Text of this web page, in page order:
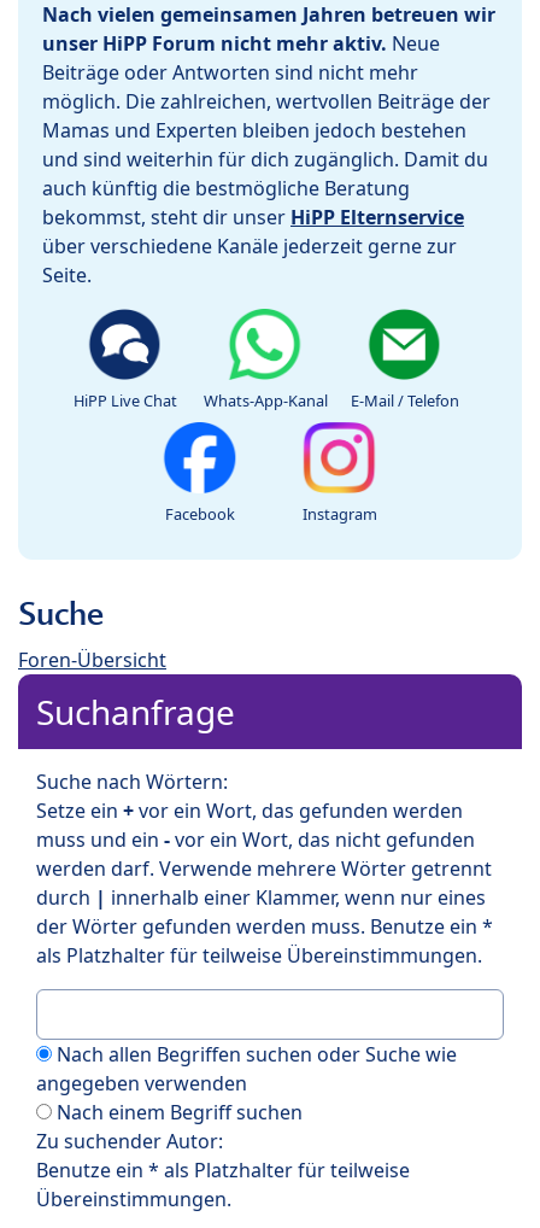
Nach vielen gemeinsamen Jahren betreuen wir
unser HiPP Forum nicht mehr aktiv. Neue
Beiträge oder Antworten sind nicht mehr
möglich. Die zahlreichen, wertvollen Beiträge der
Mamas und Experten bleiben jedoch bestehen
und sind weiterhin für dich zugänglich. Damit du
auch künftig die bestmögliche Beratung
bekommst, steht dir unser HiPP Elternservice
über verschiedene Kanäle jederzeit gerne zur
Seite.
HiPP Live Chat Whats-App-Kanal E-Mail / Telefon
Facebook Instagram
Suche
Foren-Übersicht
Suchanfrage
Suche nach Wörtern:
Setze ein +vor ein Wort, das gefunden werden
muss und ein -vor ein Wort, das nicht gefunden
werden darf. Verwende mehrere Wörter getrennt
durch | innerhalb einer Klammer, wenn nur eines
der Wörter gefunden werden muss. Benutze ein *
als Platzhalter für teilweise Übereinstimmungen.
Nach allen Begriffen suchen oder Suche wie
angegeben verwenden
Nach einem Begriff suchen
Zu suchender Autor:
Benutze ein * als Platzhalter für teilweise
Übereinstimmungen.